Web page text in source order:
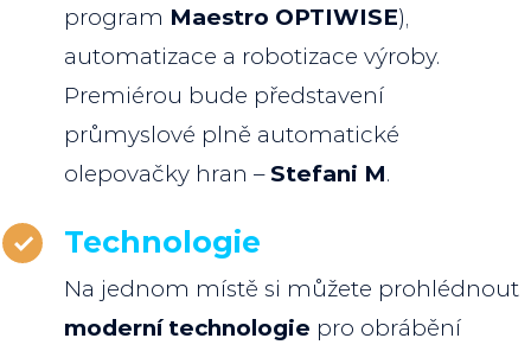
program Maestro OPTIWISE),
automatizace a robotizace výroby.
Premiérou bude představení
průmyslové plně automatické
olepovačky hran – Stefani M.
Technologie
Na jednom místě si můžete prohlédnout
moderní technologie pro obrábění